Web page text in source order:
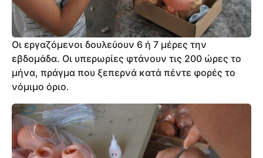
Οι εργαζόμενοι δουλεύουν 6 ή 7 μέρες την
εβδομάδα. Οι υπερωρίες φτάνουν τις 200 ώρες το
μήνα, πράγμα που ξεπερνά κατά πέντε φορές το
νόμιμο όριο.